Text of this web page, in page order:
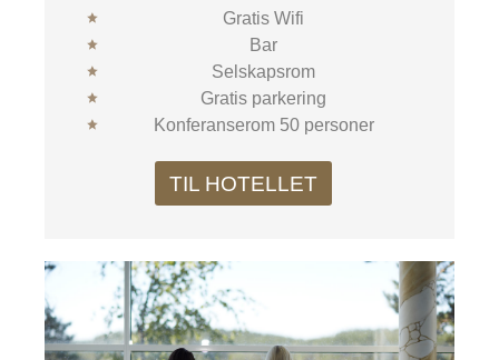
Gratis Wifi
Bar
Selskapsrom
Gratis parkering
Konferanserom 50 personer
TIL HOTELLET